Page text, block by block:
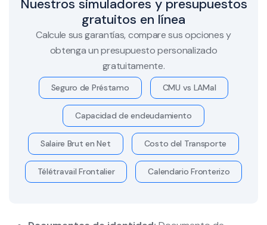
Nuestros simuladores y presupuestos
gratuitos en línea
Calcule sus garantías, compare sus opciones y
obtenga un presupuesto personalizado
gratuitamente.
Seguro de Préstamo CMU vs LAMal
Capacidad de endeudamiento
Salaire Brut en Net Costo del Transporte
Télétravail Frontalier Calendario Fronterizo